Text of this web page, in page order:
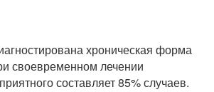
хроническая форма
своевременном лечении
составляет 85% случаев.